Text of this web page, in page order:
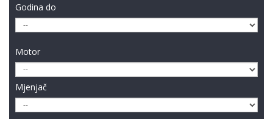
Godina do
Motor
Mjenjač